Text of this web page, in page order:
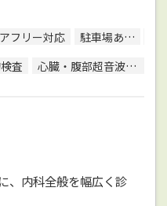
フリー対応 駐車場あり
査 心臓・腹部超音波検査
、内科全般を幅広く診